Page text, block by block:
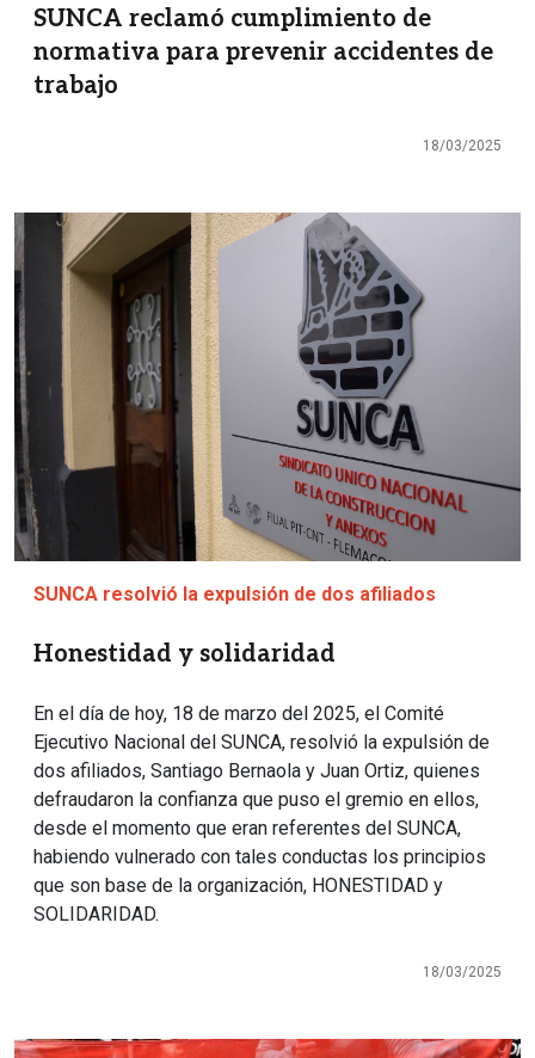
SUNCA reclamó cumplimiento de
normativa para prevenir accidentes de
trabajo
18/03/2025
Imagen
SUNCA resolvió la expulsión de dos afiliados
Honestidad y solidaridad
En el día de hoy, 18 de marzo del 2025, el Comité
Ejecutivo Nacional del SUNCA, resolvió la expulsión de
dos afiliados, Santiago Bernaola y Juan Ortiz, quienes
defraudaron la confianza que puso el gremio en ellos,
desde el momento que eran referentes del SUNCA,
habiendo vulnerado con tales conductas los principios
que son base de la organización, HONESTIDAD y
SOLIDARIDAD.
18/03/2025